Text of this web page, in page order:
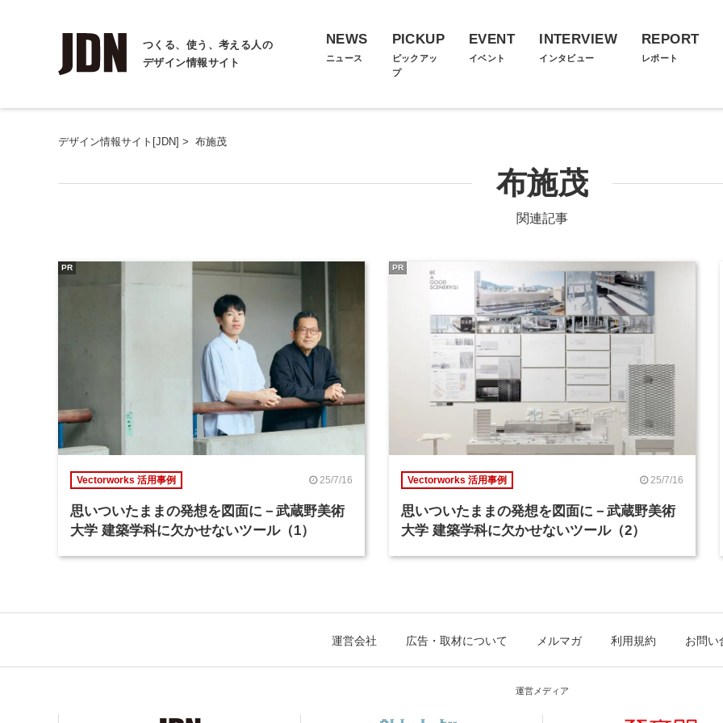
つくる、使う、考える人の
デザイン情報サイト
NEWS
ニュース
PICKUP
ピックアッ
プ
EVENT
イベント
INTERVIEW
インタビュー
REPORT
レポート
デザイン情報サイト[JDN] > 布施茂
布施茂
関連記事
Vectorworks 活用事例 25/7/16
思いついたままの発想を図面に－武蔵野美術
大学 建築学科に欠かせないツール（1）
PR
Vectorworks 活用事例 25/7/16
思いついたままの発想を図面に－武蔵野美術
大学 建築学科に欠かせないツール（2）
PR
運営会社 広告・取材について メルマガ 利用規約 お問い
運営メディア